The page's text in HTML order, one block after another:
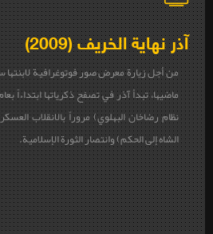
آذر نهایة الخریف (2009)
من أجل زيارة معرض صور فوتوغرافية لابنتها
الشاه إلى الحكم) وانتصار الثورة الإسلامية.